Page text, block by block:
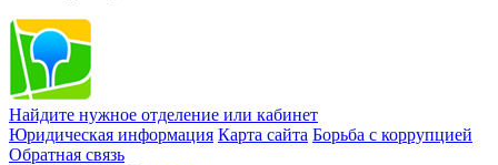
Найдите нужное отделение или кабинет
Юридическая информация Карта сайта Борьба с коррупцией
Обратная связь